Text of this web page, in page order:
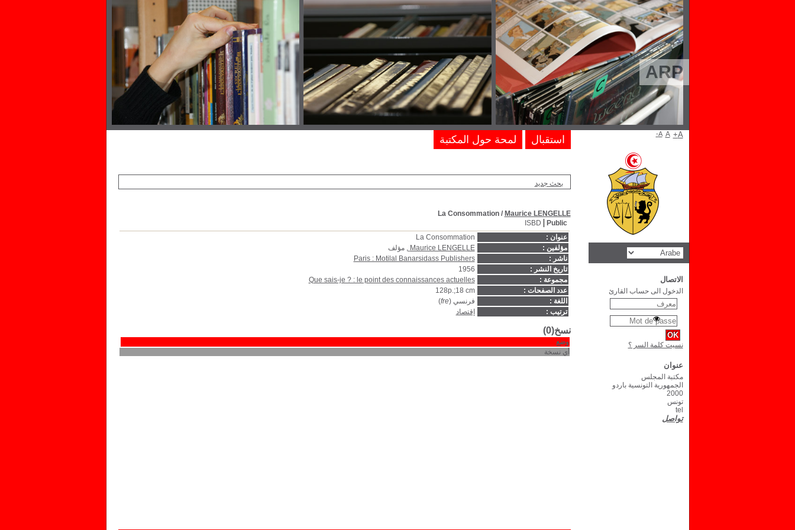
ARP
بحث جديد
La Consommation/ Maurice LENGELLE
Public
ISBD
عنوان :
La Consommation
مؤلفين :
Maurice LENGELLE , مؤلف
ناشر :
Paris : Motilal Banarsidass Publishers
تاريخ النشر :
1956
مجموعة :
Que sais-je ? : le point des connaissances actuelles
عدد الصفحات :
128p.;18 cm
اللغة :
فرنسي (fre
)
ترتيب :
إقتصاد
نسخ(0)
وضع
أي نسخة
استقبال لمحة حول المكتبة A- A A+
الاتصال
الدخول الى حساب القارئ
نسيت كلمة السر ؟
عنوان
مكتبة المجلس
الجمهورية التونسية باردو
2000
تونس
tel
تواصل